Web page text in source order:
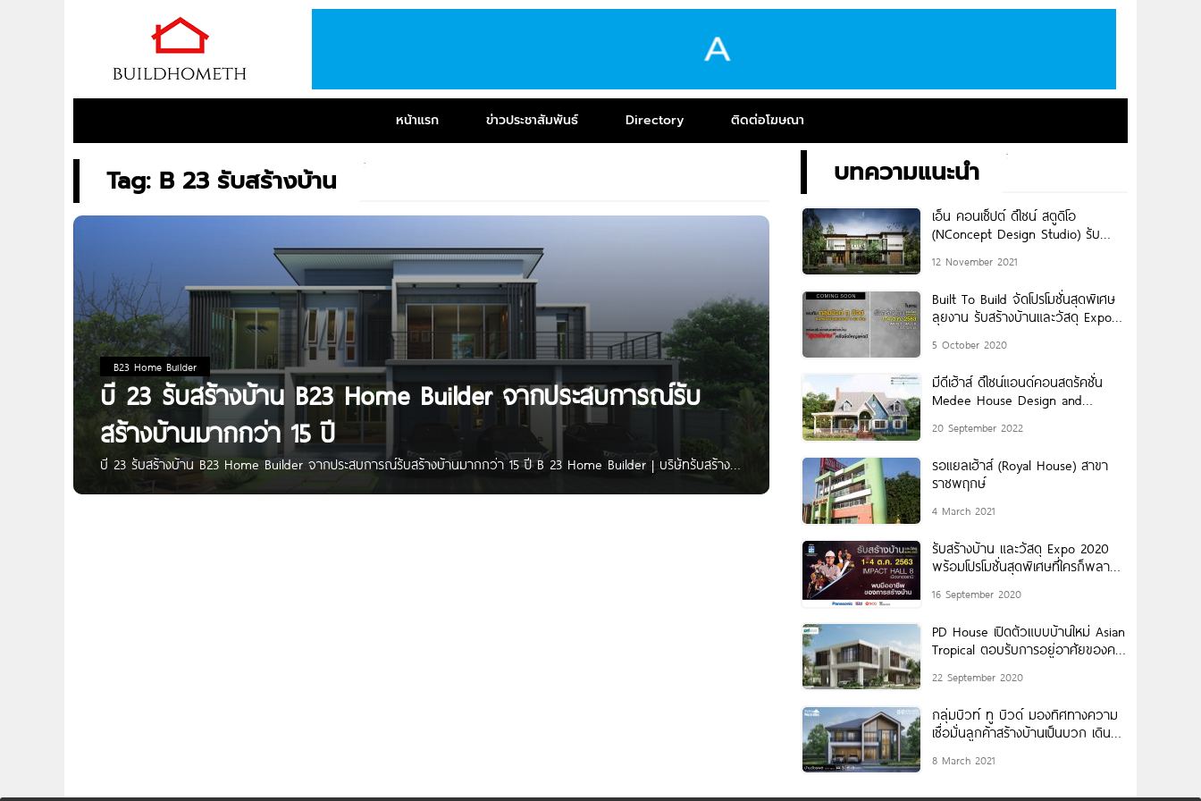
หน้าแรก ข่าวประชาสัมพันธ์ Directory ติดต่อโฆษณา
Tag: B 23 รับสร้างบ้าน
B23 Home Builder
บี 23 รับสร้างบ้าน B23 Home Builder จากประสบการณ์รับ
สร้างบ้านมากกว่า 15 ปี
บี 23 รับสร้างบ้าน B23 Home Builder จากประสบการณ์รับสร้างบ้านมากกว่า 15 ปี B 23 Home Builder | บริษัทรับสร้าง
บ้านคุณภาพ ที่มีประสบการณ์รับสร้างบ้านมากกว่า 15 ปี ออกแบบตามขนาดที่ดิน ความต้องการ และ งบประมาณ เพื่อให้
บทความแนะนำ
เอ็น คอนเซ็ปต์ ดีไซน์ สตูดิโอ
(NConcept Design Studio) รับ
12 November 2021
Built To Build จัดโปรโมชั่นสุดพิเศษ
ลุยงาน รับสร้างบ้านและวัสดุ Expo
5 October 2020
มีดีเฮ้าส์ ดีไซน์แอนด์คอนสตรัคชั่น
Medee House Design and
20 September 2022
รอแยลเฮ้าส์ (Royal House) สาขา
ราชพฤกษ์
4 March 2021
รับสร้างบ้าน และวัสดุ Expo 2020
พร้อมโปรโมชั่นสุดพิเศษที่ใครก็พลาด
16 September 2020
PD House เปิดตัวแบบบ้านใหม่ Asian
Tropical ตอบรับการอยู่อาศัยของคน
22 September 2020
กลุ่มบิวท์ ทู บิวด์ มองทิศทางความ
เชื่อมั่นลูกค้าสร้างบ้านเป็นบวก เดิน
บ้านโตต่อเนื่อง
8 March 2021